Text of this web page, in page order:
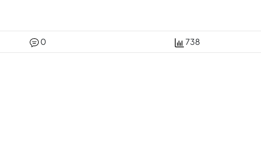
0 738